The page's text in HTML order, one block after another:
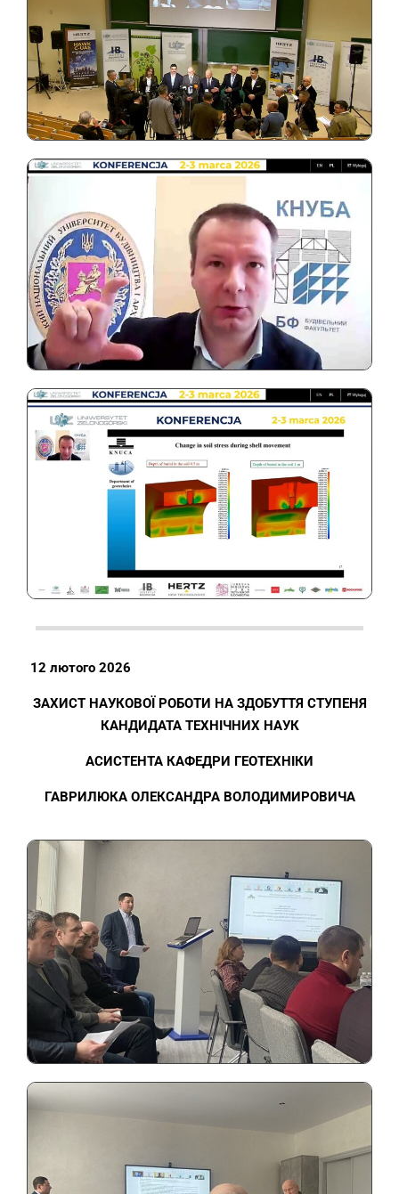
12 лютого 2026
ЗАХИСТ НАУКОВОЇ РОБОТИ НА ЗДОБУТТЯ СТУПЕНЯ
КАНДИДАТА ТЕХНІЧНИХ НАУК
АСИСТЕНТА КАФЕДРИ ГЕОТЕХНІКИ
ГАВРИЛЮКА ОЛЕКСАНДРА ВОЛОДИМИРОВИЧА